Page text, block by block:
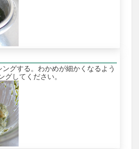
グする。わかめが細かくなるよう
グしてください。